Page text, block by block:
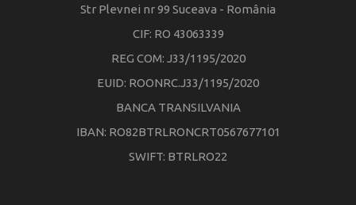
Str Plevnei nr 99 Suceava - România
CIF: RO 43063339
REG COM: J33/1195/2020
EUID: ROONRC.J33/1195/2020
BANCA TRANSILVANIA
IBAN: RO82BTRLRONCRT0567677101
SWIFT: BTRLRO22